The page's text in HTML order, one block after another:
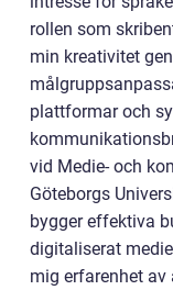
rollen som
min kreativitet
plattformar och
vid Medie- och
Göteborgs
bygger effektiva
digitaliserat
mig erfarenhet